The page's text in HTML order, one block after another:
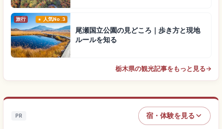
旅行 人気No.3
尾瀬国立公園の見どころ｜歩き方と現地
ルールを知る
栃木県の観光記事をもっと見る→
PR 宿・体験を見る